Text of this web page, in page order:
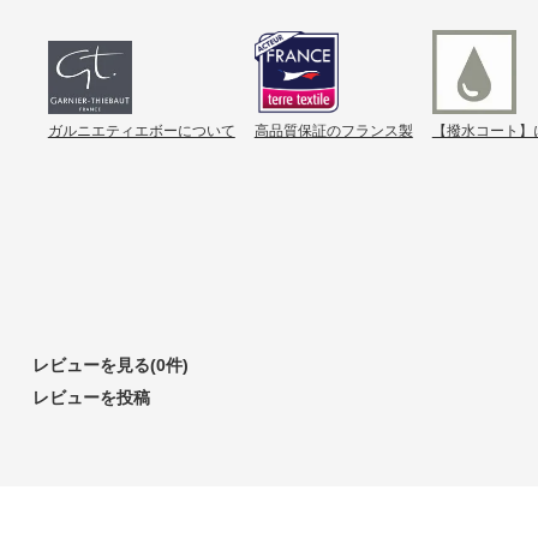
ガルニエティエボーについて 高品質保証のフランス製 【撥水コート
レビューを見る(0件)
レビューを投稿